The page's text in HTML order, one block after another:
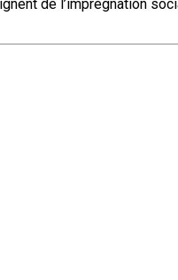
de l’imprégnation